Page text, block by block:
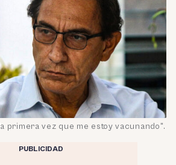
primera vez que me estoy vacunando".
PUBLICIDAD